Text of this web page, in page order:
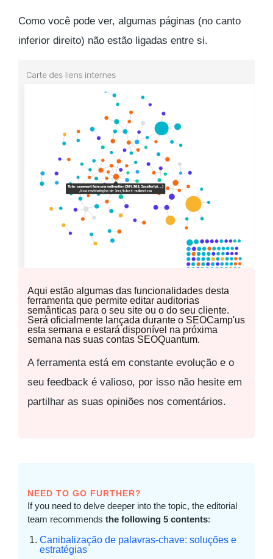
Como você pode ver, algumas páginas (no canto
inferior direito) não estão ligadas entre si.
Aqui estão algumas das funcionalidades desta
ferramenta que permite editar auditorias
semânticas para o seu site ou o do seu cliente.
Será oficialmente lançada durante o SEOCamp'us
esta semana e estará disponível na próxima
semana nas suas contas SEOQuantum.
A ferramenta está em constante evolução e o
seu feedback é valioso, por isso não hesite em
partilhar as suas opiniões nos comentários.
NEED TO GO FURTHER?
If you need to delve deeper into the topic, the editorial
team recommends the following 5 contents:
Canibalização de palavras-chave: soluções e
estratégias